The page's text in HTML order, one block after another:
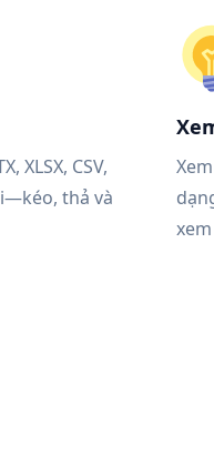
XLSX, CSV,
thả và